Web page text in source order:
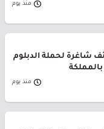
منذ يوم
شاغرة لحملة الدبلوم
منذ يوم